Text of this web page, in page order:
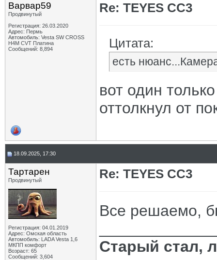
Варвар59
Продвинутый
Регистрация: 26.03.2020
Адрес: Пермь
Автомобиль: Vesta SW CROSS
H4M CVT Платина
Сообщений: 8,894
Re: TEYES CC3
Цитата:
есть
вот один
оттолкнул от
18.09.2025, 17:30
Тартарен
Продвинутый
Регистрация: 04.01.2019
Адрес: Омская область
Автомобиль: LADA Vesta 1,6
МКПП комфорт
Возраст: 65
Сообщений: 3,604
Re: TEYES CC3
Все решаемо,
Старый стал,